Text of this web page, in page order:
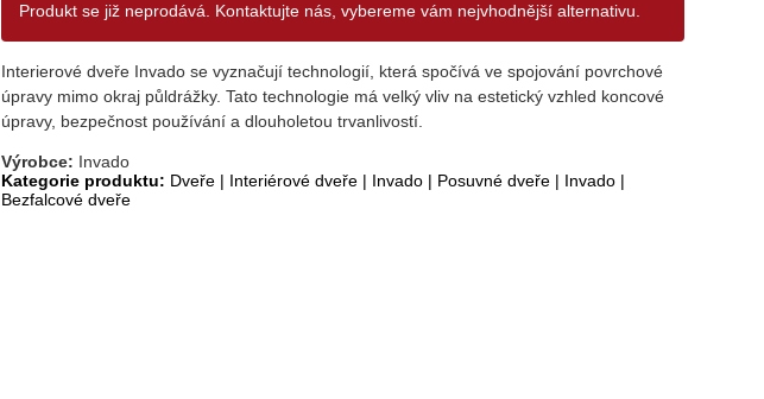
Produkt se již neprodává. Kontaktujte nás, vybereme vám nejvhodnější alternativu.
Interierové dveře Invado se vyznačují technologií, která spočívá ve spojování povrchové
úpravy mimo okraj půldrážky. Tato technologie má velký vliv na estetický vzhled koncové
úpravy, bezpečnost používání a dlouholetou trvanlivostí.
Výrobce: Invado
Kategorie produktu: Dveře | Interiérové dveře | Invado | Posuvné dveře | Invado |
Bezfalcové dveře